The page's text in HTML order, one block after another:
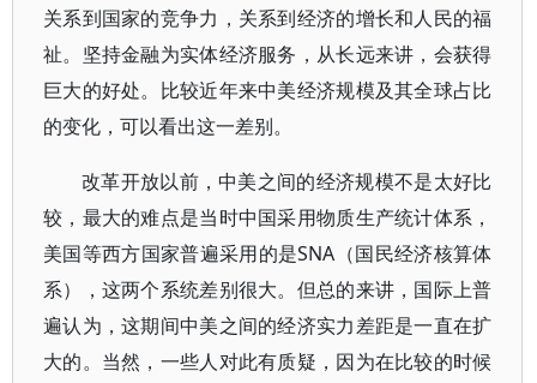
关系到国家的竞争力，关系到经济的增长和人民的福
祉。坚持金融为实体经济服务，从长远来讲，会获得
巨大的好处。比较近年来中美经济规模及其全球占比
的变化，可以看出这一差别。
改革开放以前，中美之间的经济规模不是太好比
较，最大的难点是当时中国采用物质生产统计体系，
美国等西方国家普遍采用的是SNA（国民经济核算体
系），这两个系统差别很大。但总的来讲，国际上普
遍认为，这期间中美之间的经济实力差距是一直在扩
大的。当然，一些人对此有质疑，因为在比较的时候